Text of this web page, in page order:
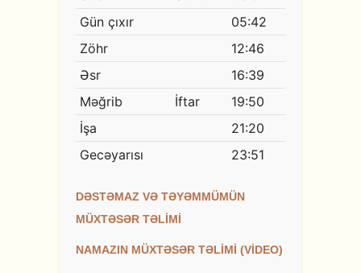
DƏSTƏMAZ VƏ TƏYƏMMÜMÜN
MÜXTƏSƏR TƏLİMİ
NAMAZIN MÜXTƏSƏR TƏLİMİ (VİDEO)